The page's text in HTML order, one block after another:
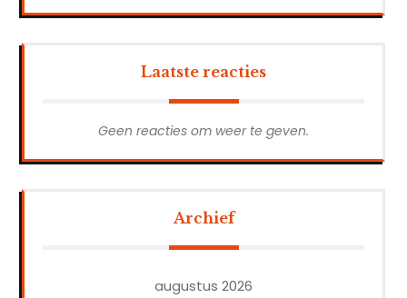
Laatste reacties
Geen reacties om weer te geven.
Archief
augustus 2026